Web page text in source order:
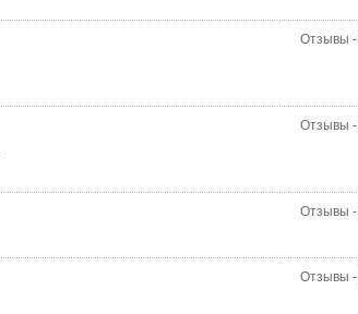
Отзывы -
Отзывы -
Отзывы -
Отзывы -